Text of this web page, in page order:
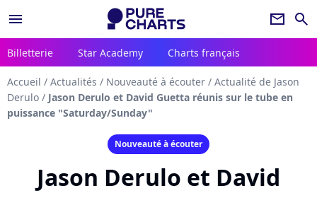
menu newsletter search
Billetterie Star Academy Charts français
Accueil / Actualités / Nouveauté à écouter / Actualité de Jason
Derulo / Jason Derulo et David Guetta réunis sur le tube en
puissance "Saturday/Sunday"
Nouveauté à écouter
Jason Derulo et David